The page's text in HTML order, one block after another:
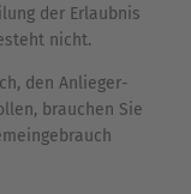
der Erlaubnis
nicht.
den Anlieger-
brauchen Sie